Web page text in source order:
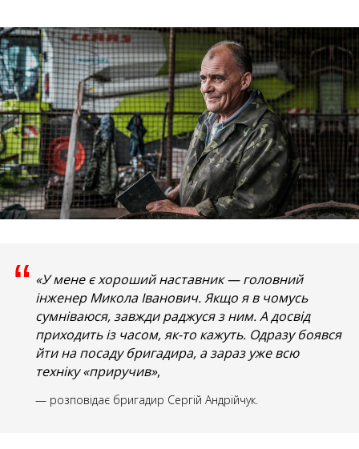
“ «У мене є хороший наставник — головний
інженер Микола Іванович. Якщо я в чомусь
сумніваюся, завжди раджуся з ним. А досвід
приходить із часом, як-то кажуть. Одразу боявся
йти на посаду бригадира, а зараз уже всю
техніку «приручив»,
— розповідає бригадир Сергій Андрійчук.